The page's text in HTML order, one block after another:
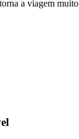
a viagem